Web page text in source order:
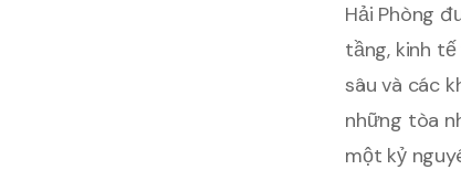
Hải Phòng
tầng, kinh
sâu và các
những tòa
một kỷ